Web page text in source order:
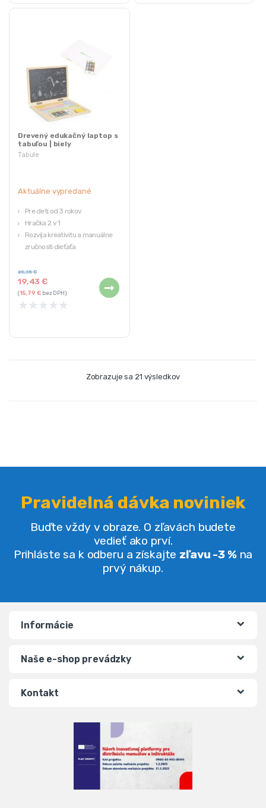
Tabule
Drevený edukačný laptop s
tabuľou | biely
Aktuálne vypredané
Pre deti od 3 rokov
Hračka 2 v 1
Rozvíja kreativitu a manuálne
zručnosti dieťaťa
19,43€
28,35€
(15,79€bez DPH)
★ ★ ★ ★ ★
Zobrazuje sa 21 výsledkov
Pravidelná dávka noviniek
Buďte vždy v obraze. O zľavách budete
vedieť ako prví.
Prihláste sa k odberu a získajte zľavu -3 % na
prvý nákup.
Informácie
Naše e-shop prevádzky
Kontakt